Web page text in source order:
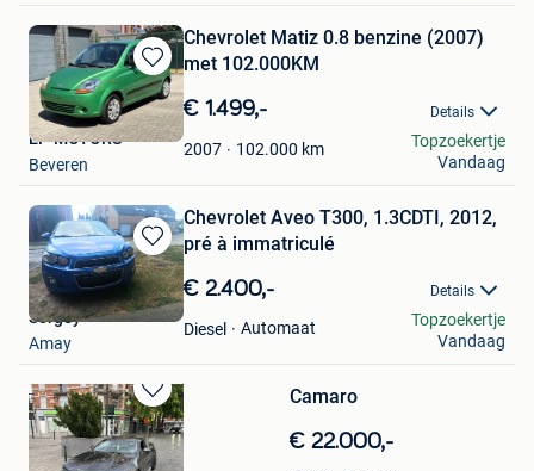
Bewaren
in
Mijn
Favorieten
Chevrolet Matiz 0.8 benzine (2007)
met 102.000KM
€ 1.499,- Details
2007 102.000 km
EF-MOTORS
Beveren
Topzoekertje
Vandaag
Bewaren
in
Mijn
Favorieten
Chevrolet Aveo T300, 1.3CDTI, 2012,
pré à immatriculé
€ 2.400,- Details
Diesel Automaat
Sergey
Amay
Topzoekertje
Vandaag
Bewaren
in
Mijn
Camaro
€ 22.000,-